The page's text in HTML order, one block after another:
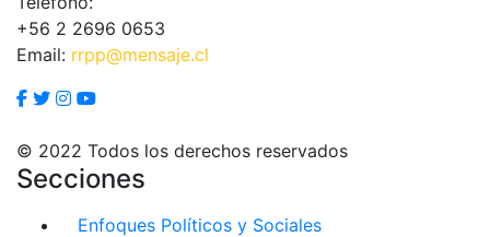
+56 2 2696 0653
Email: rrpp@mensaje.cl
© 2022 Todos los derechos reservados
Secciones
Enfoques Políticos y Sociales